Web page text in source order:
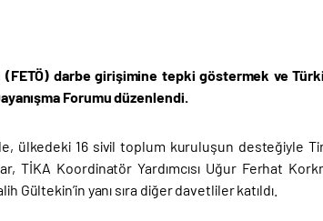
(FETÖ) darbe girişimine tepki göstermek ve
Forumu düzenlendi.
ülkedeki 16 sivil toplum kuruluşun desteğiyle
TİKA Koordinatör Yardımcısı Uğur Ferhat
Gültekin’in yanı sıra diğer davetliler katıldı.